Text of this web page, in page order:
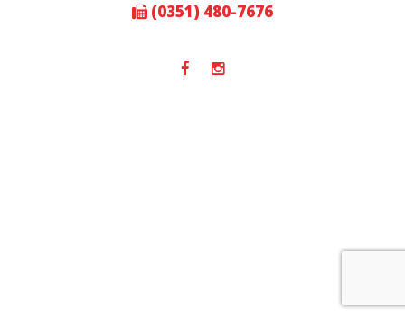
(0351) 480-7676